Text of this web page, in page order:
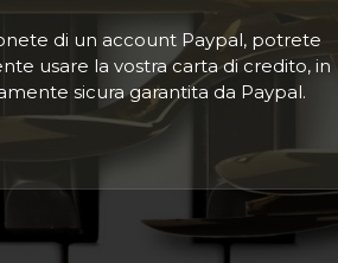
di un account Paypal, potrete
usare la vostra carta di credito, in
sicura garantita da Paypal.